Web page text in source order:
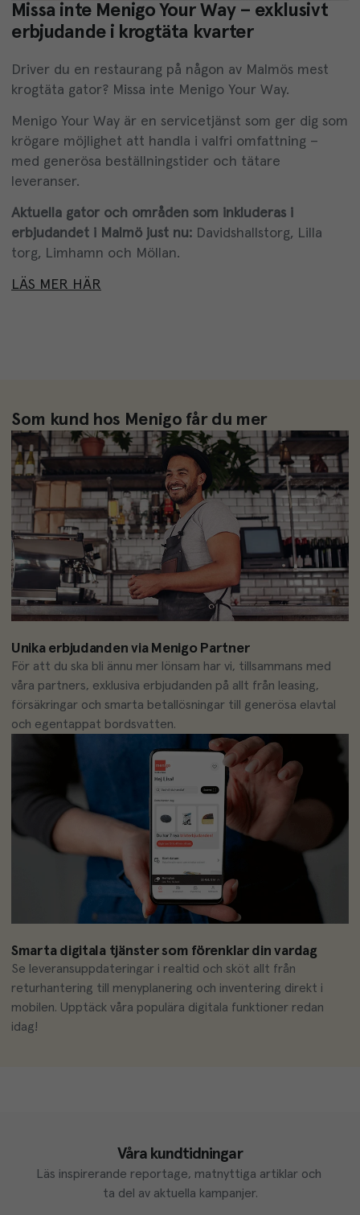
Missa inte Menigo Your Way – exklusivt
erbjudande i krogtäta kvarter
Driver du en restaurang på någon av Malmös mest
krogtäta gator? Missa inte Menigo Your Way.
Menigo Your Way är en servicetjänst som ger dig som
krögare möjlighet att handla i valfri omfattning –
med generösa beställningstider och tätare
leveranser.
Aktuella gator och områden som inkluderas i
erbjudandet i Malmö just nu: Davidshallstorg, Lilla
torg, Limhamn och Möllan.
LÄS MER HÄR
Som kund hos Menigo får du mer
Unika erbjudanden via Menigo Partner
För att du ska bli ännu mer lönsam har vi, tillsammans med
våra partners, exklusiva erbjudanden på allt från leasing,
försäkringar och smarta betallösningar till generösa elavtal
och egentappat bordsvatten.
Smarta digitala tjänster som förenklar din vardag
Se leveransuppdateringar i realtid och sköt allt från
returhantering till menyplanering och inventering direkt i
mobilen. Upptäck våra populära digitala funktioner redan
idag!
Våra kundtidningar
Läs inspirerande reportage, matnyttiga artiklar och
ta del av aktuella kampanjer.